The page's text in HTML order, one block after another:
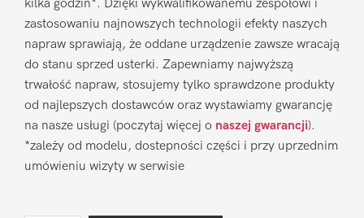
kilka godzin*. Dzięki wykwalifikowanemu zespołowi i
zastosowaniu najnowszych technologii efekty naszych
napraw sprawiają, że oddane urządzenie zawsze wracają
do stanu sprzed usterki. Zapewniamy najwyższą
trwałość napraw, stosujemy tylko sprawdzone produkty
od najlepszych dostawców oraz wystawiamy gwarancję
na nasze usługi (poczytaj więcej o naszej gwarancji).
*zależy od modelu, dostepności części i przy uprzednim
umówieniu wizyty w serwisie